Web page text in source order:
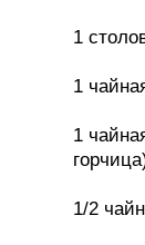
1
1
1
1/2